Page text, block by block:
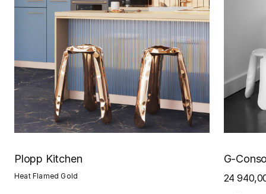
Plopp Kitchen
Heat Flamed Gold
G-
24